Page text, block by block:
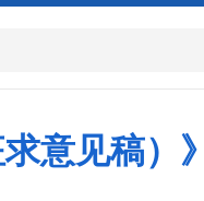
意见稿）